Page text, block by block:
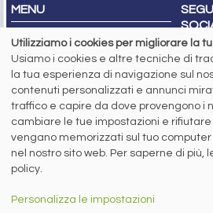
MENU
PREZZI ITALIA
MERCATI
SERVIZI
ABBONAMENTI
MADE IN STEEL
NEWSLETTER
Capitale Sociale: 190.000€ interamente versato
Registro delle Imprese di Brescia
Codice Fiscale e Partita I.V.A.:
R.E.A. n. 419331
www.siderweb.com: Autorizzazione del Tribunale
Utilizziamo i cookies per migliorare la
Usiamo i cookies e altre tecniche di
la tua esperienza di navigazione sul
contenuti personalizzati e annunci
traffico e capire da dove provengono i
cambiare le tue impostazioni e
vengano memorizzati sul tuo
nel nostro sito web. Per saperne di più,
policy.
Personalizza le impostazioni